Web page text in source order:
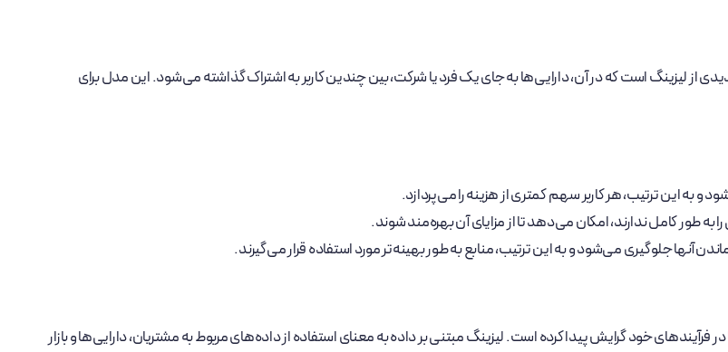
از لیزینگ است که در آن، دارایی‌ها به جای یک فرد یا شرکت، بین چندین کاربر به اشتراک گذاشته می‌شود. این مدل برای
به این ترتیب، هر کاربر سهم کمتری از هزینه را می‌پردازد.
به طور کامل ندارند، امکان می‌دهد تا از مزایای آن بهره‌مند شوند.
آنها جلوگیری می‌شود و به این ترتیب، منابع به طور بهینه‌تر مورد استفاده قرار می‌گیرند.
خود گرایش پیدا کرده است. لیزینگ مبتنی بر داده به معنای استفاده از داده‌های مربوط به مشتریان، دارایی‌ها و بازار